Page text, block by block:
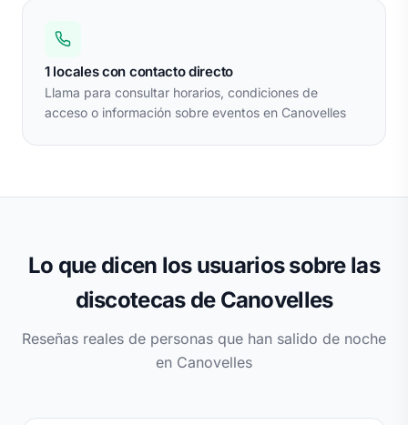
1 locales con contacto directo
Llama para consultar horarios, condiciones de
acceso o información sobre eventos en Canovelles
Lo que dicen los usuarios sobre las
discotecas de Canovelles
Reseñas reales de personas que han salido de noche
en Canovelles